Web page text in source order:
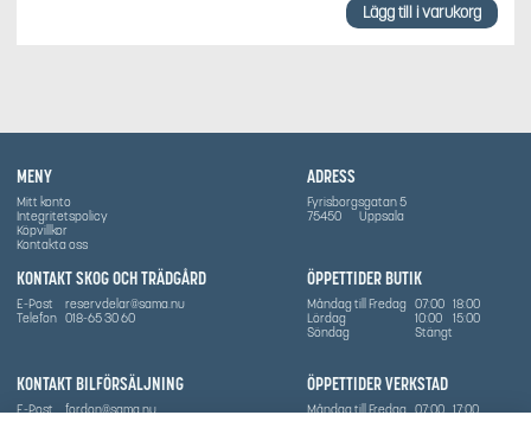
Lägg till i varukorg
MENY
Mitt konto
Integritetspolicy
Köpvillkor
Kontakta oss
ÖPPETTIDER BUTIK
Måndag till Fredag 07:00 18:00
Lördag
10:00
15:00
Söndag
Stängt
ÖPPETTIDER VERKSTAD
Måndag till Fredag 07:00 17:00
ADRESS
Fyrisborgsgatan 5
75450
Uppsala
KONTAKT SKOG OCH TRÄDGÅRD
E-Post
reservdelar@sama.nu
Telefon 018-65 30 60
KONTAKT BILFÖRSÄLJNING
E-Post
fordon@sama.nu